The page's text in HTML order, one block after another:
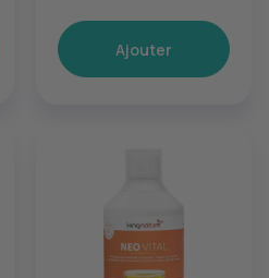
Ajouter